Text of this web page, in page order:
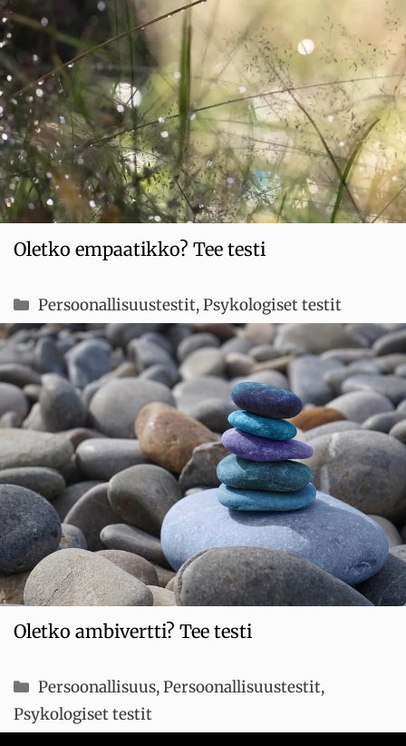
Oletko empaatikko? Tee testi
Kategoriat
Persoonallisuustestit,Psykologiset testit
Oletko ambivertti? Tee testi
Kategoriat
Persoonallisuus,Persoonallisuustestit,
Psykologiset testit